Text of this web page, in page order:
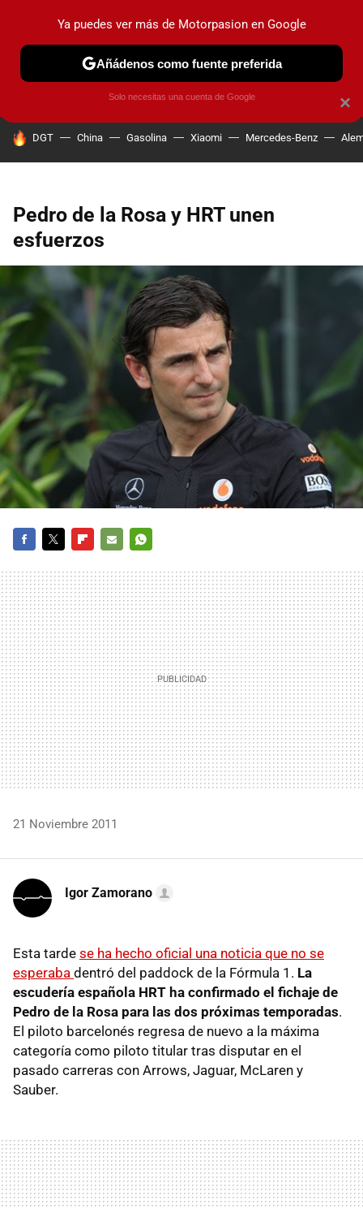
PRUEBAS COCHES ELÉCTRICOS OBSERVATORIO
HOY SE HABLA DE
DGT China Gasolina Xiaomi Mercedes-Benz
Pedro de la Rosa y HRT unen
esfuerzos
MAIL
21 Noviembre 2011
Igor Zamorano
Esta tarde se ha hecho oficial una noticia que no se
esperaba dentró del paddock de la Fórmula 1. La
escudería española HRT ha confirmado el fichaje de
Pedro de la Rosa para las dos próximas temporadas.
El piloto barcelonés regresa de nuevo a la máxima
categoría como piloto titular tras disputar en el
pasado carreras con Arrows, Jaguar, McLaren y
Sauber.
×
Ya puedes ver más de Motorpasion en Google
Añádenos como fuente preferida
Solo necesitas una cuenta de Google